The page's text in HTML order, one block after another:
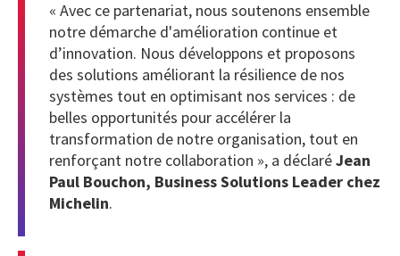
« Avec ce partenariat, nous soutenons ensemble
notre démarche d'amélioration continue et
d’innovation. Nous développons et proposons
des solutions améliorant la résilience de nos
systèmes tout en optimisant nos services : de
belles opportunités pour accélérer la
transformation de notre organisation, tout en
renforçant notre collaboration », a déclaréJean
Paul Bouchon, Business Solutions Leader chez
Michelin.